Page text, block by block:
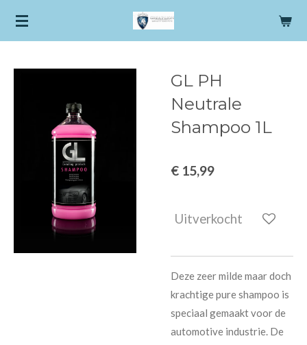
Ga
de
GL PH
Neutrale
Shampoo 1L
€ 15,99
Uitverkocht
Deze zeer milde maar doch
krachtige pure shampoo is
speciaal gemaakt voor de
automotive industrie. De